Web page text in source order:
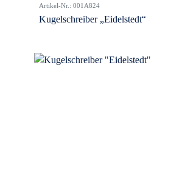
Artikel-Nr.: 001A824
Kugelschreiber „Eidelstedt“